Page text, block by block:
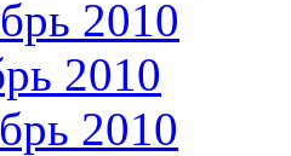
2010
2010
2010